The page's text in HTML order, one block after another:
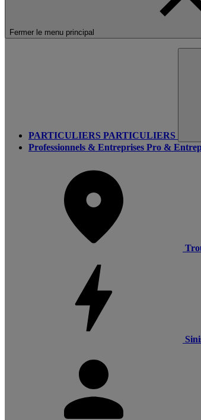
Fermer le menu principal
PARTICULIERS PARTICULIERS
Professionnels & Entreprises Pro &